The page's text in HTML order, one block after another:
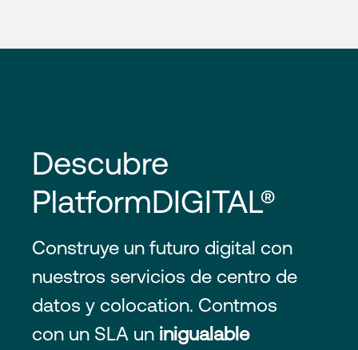
Descubre
PlatformDIGITAL®
Construye un futuro digital con
nuestros servicios de centro de
datos y colocation. Contmos
con un SLA un inigualable